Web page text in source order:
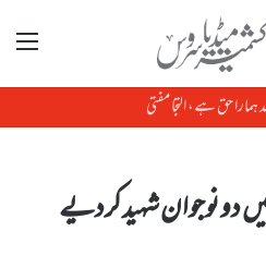
مینو
دو نوجوان شہیدکردیے